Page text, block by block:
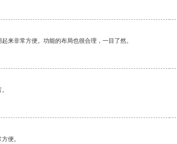
来非常方便。功能的布局也很合理，一目了然。
便。